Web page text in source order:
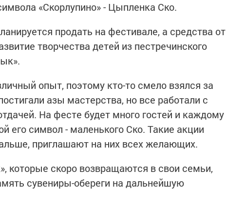
«Скорлупино» - Цыпленка Ско.
продать на фестивале, а средства от
творчества детей из пестречинского
опыт, поэтому кто-то смело взялся за
азы мастерства, но все работали с
На фесте будет много гостей и каждому
его символ - маленького Ско. Такие акции
приглашают на них всех желающих.
которые скоро возвращаются в свои семьи,
сувениры-обереги на дальнейшую